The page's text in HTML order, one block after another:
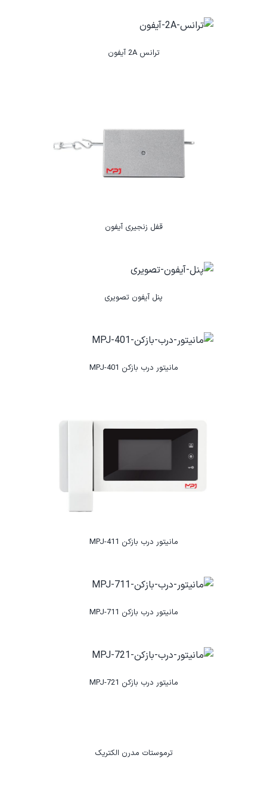
ترانس 2A آیفون
قفل زنجیری آیفون
پنل آیفون تصویری
مانیتور درب بازکن MPJ-401
مانیتور درب بازکن MPJ-411
مانیتور درب بازکن MPJ-711
مانیتور درب بازکن MPJ-721
ترموستات مدرن الکتریک